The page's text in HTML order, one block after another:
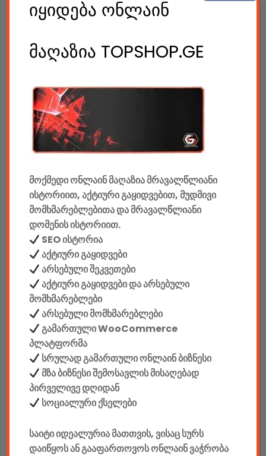
ნოუთბუქები & აქსესუარები
აუდიო & ვიდეო
კონსოლები & აქსესუარები
მანქანის აქსესუარები
ელემენტები
აკკუმულატორები
კაბელები & დამტენები
დისკები
ჩანთები
სეიფები
კონსტრუქტორები
E-mobility
კომპიუტერები & აქსესუარები
იყიდება ონლაინ
მაღაზია TOPSHOP.GE
მოქმედი ონლაინ მაღაზია მრავალწლიანი
ისტორიით, აქტიური გაყიდვებით, მუდმივი
მომხმარებლებითა და მრავალწლიანი
დომენის ისტორიით.
SEO ისტორია
აქტიური გაყიდვები
არსებული შეკვეთები
აქტიური გაყიდვები და არსებული
მომხმარებლები
არსებული მომხმარებლები
გამართული WooCommerce
პლატფორმა
სრულად გამართული ონლაინ ბიზნესი
მზა ბიზნესი შემოსავლის მისაღებად
პირველივე დღიდან
სოციალური ქსელები
საიტი იდეალურია მათთვის, ვისაც სურს
დაიწყოს ან გააფართოვოს ონლაინ ვაჭრობა